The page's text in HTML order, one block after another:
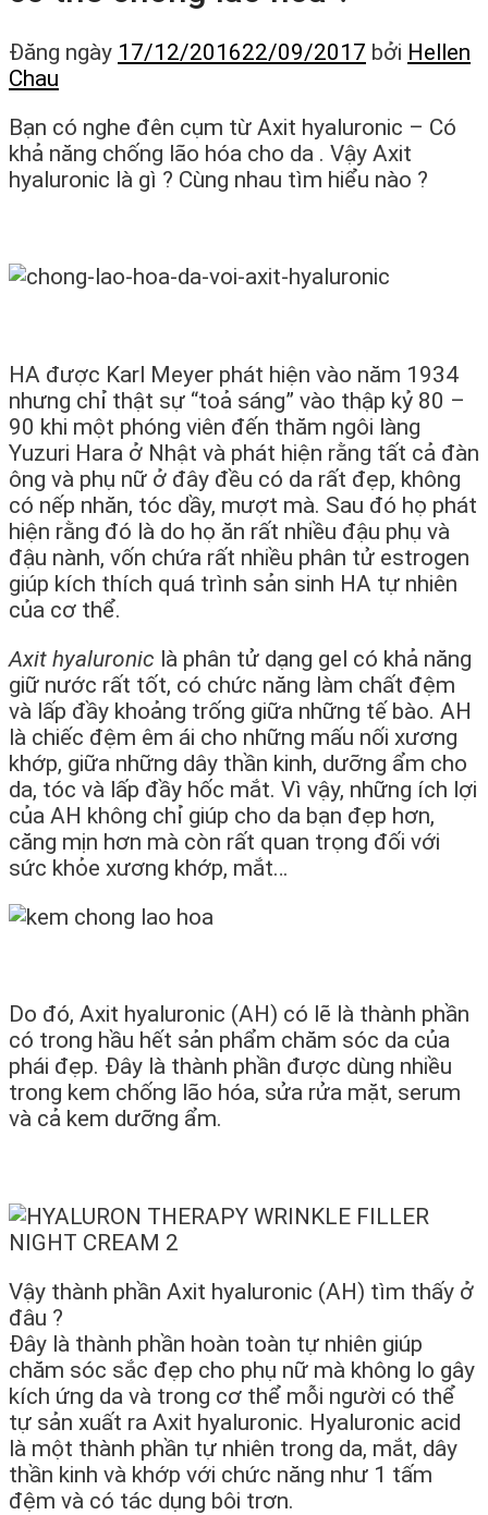
Đăng ngày 17/12/201622/09/2017 bởi Hellen
Chau
Bạn có nghe đên cụm từ Axit hyaluronic – Có
khả năng chống lão hóa cho da . Vậy Axit
hyaluronic là gì ? Cùng nhau tìm hiểu nào ?
HA được Karl Meyer phát hiện vào năm 1934
nhưng chỉ thật sự “toả sáng” vào thập kỷ 80 –
90 khi một phóng viên đến thăm ngôi làng
Yuzuri Hara ở Nhật và phát hiện rằng tất cả đàn
ông và phụ nữ ở đây đều có da rất đẹp, không
có nếp nhăn, tóc dầy, mượt mà. Sau đó họ phát
hiện rằng đó là do họ ăn rất nhiều đậu phụ và
đậu nành, vốn chứa rất nhiều phân tử estrogen
giúp kích thích quá trình sản sinh HA tự nhiên
của cơ thể.
Axit hyaluronic là phân tử dạng gel có khả năng
giữ nước rất tốt, có chức năng làm chất đệm
và lấp đầy khoảng trống giữa những tế bào. AH
là chiếc đệm êm ái cho những mấu nối xương
khớp, giữa những dây thần kinh, dưỡng ẩm cho
da, tóc và lấp đầy hốc mắt. Vì vậy, những ích lợi
của AH không chỉ giúp cho da bạn đẹp hơn,
căng mịn hơn mà còn rất quan trọng đối với
sức khỏe xương khớp, mắt…
Do đó, Axit hyaluronic (AH) có lẽ là thành phần
có trong hầu hết sản phẩm chăm sóc da của
phái đẹp. Đây là thành phần được dùng nhiều
trong kem chống lão hóa, sửa rửa mặt, serum
và cả kem dưỡng ẩm.
Vậy thành phần Axit hyaluronic (AH) tìm thấy ở
đâu ?
Đây là thành phần hoàn toàn tự nhiên giúp
chăm sóc sắc đẹp cho phụ nữ mà không lo gây
kích ứng da và trong cơ thể mỗi người có thể
tự sản xuất ra Axit hyaluronic. Hyaluronic acid
là một thành phần tự nhiên trong da, mắt, dây
thần kinh và khớp với chức năng như 1 tấm
đệm và có tác dụng bôi trơn.